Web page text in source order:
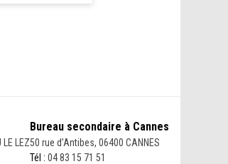
LEZ
Bureau secondaire à Cannes
50 rue d’Antibes, 06400 CANNES
Tél : 04 83 15 71 51